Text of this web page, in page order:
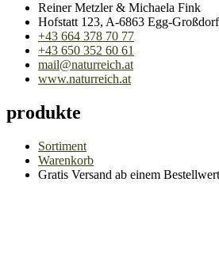
Reiner Metzler & Michaela Fink
Hofstatt 123, A-6863 Egg-Großdorf
+43 664 378 70 77
+43 650 352 60 61
mail@naturreich.at
www.naturreich.at
produkte
Sortiment
Warenkorb
Gratis Versand ab einem